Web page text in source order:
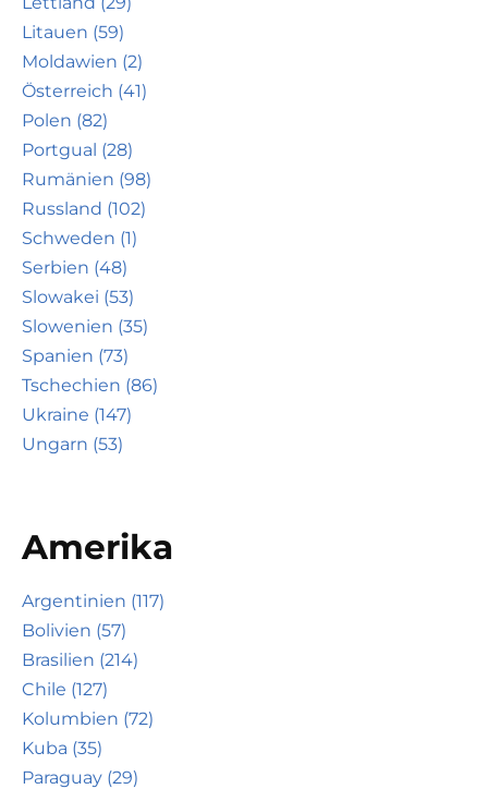
Litauen (59)
Moldawien (2)
Österreich (41)
Polen (82)
Portgual (28)
Rumänien (98)
Russland (102)
Schweden (1)
Serbien (48)
Slowakei (53)
Slowenien (35)
Spanien (73)
Tschechien (86)
Ukraine (147)
Ungarn (53)
Amerika
Argentinien (117)
Bolivien (57)
Brasilien (214)
Chile (127)
Kolumbien (72)
Kuba (35)
Paraguay (29)